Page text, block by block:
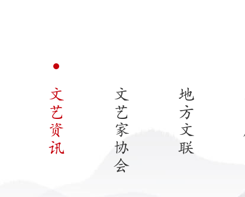
文
艺
资
讯
文
艺
家
协
会
地
方
文
联